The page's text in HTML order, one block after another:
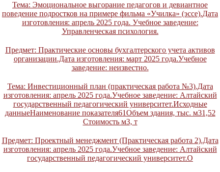
Тема: Эмоциональное выгорание педагогов и девиантное
поведение подростков на примере фильма «Училка» (эссе).Дата
изготовления: апрель 2025 года. Учебное заведение:
Управленческая психология.
Предмет: Практические основы бухгалтерского учета активов
организации.Дата изготовления: март 2025 года.Учебное
заведение: неизвестно.
Тема: Инвестиционный план (практическая работа №3).Дата
изготовления: апрель 2025 года.Учебное заведение: Алтайский
государственный педагогический университет.Исходные
данныеНаименование показателя61Объем здания, тыс. м31,52
Стоимость м3, т
Предмет: Проектный менеджмент (Практическая работа 2).Дата
изготовления: апрель 2025 года.Учебное заведение: Алтайский
государственный педагогический университет.О